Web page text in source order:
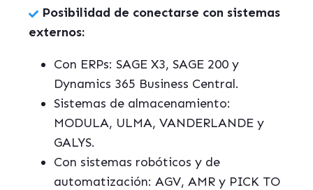
Posibilidad de conectarse con sistemas
externos:
Con ERPs: SAGE X3, SAGE 200 y
Dynamics 365 Business Central.
Sistemas de almacenamiento:
MODULA, ULMA, VANDERLANDE y
GALYS.
Con sistemas robóticos y de
automatización: AGV, AMR y PICK TO